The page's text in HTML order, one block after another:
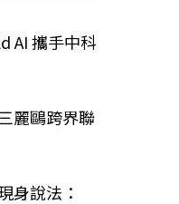
AI 攜手中科
麗鷗跨界聯
身說法：